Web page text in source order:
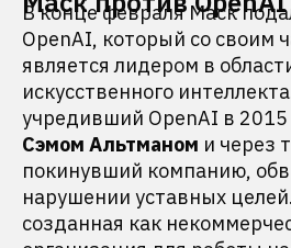
В конце февраля Маск
OpenAI, который со своим
является лидером в
искусственного
учредивший OpenAI в 2015
Сэмом Альтманом и через
покинувший компанию,
нарушении уставных
созданная как